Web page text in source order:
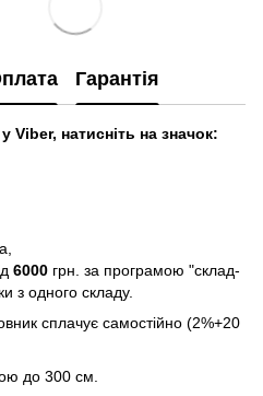
Гарантія
Viber, натисніть на значок:
6000 грн. за програмою "склад-
з одного складу.
сплачує самостійно (2%+20
до 300 см.